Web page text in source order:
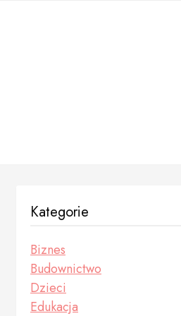
Kategorie
Biznes
Budownictwo
Dzieci
Edukacja